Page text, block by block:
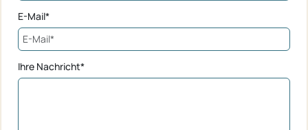
E-Mail*
Ihre Nachricht*